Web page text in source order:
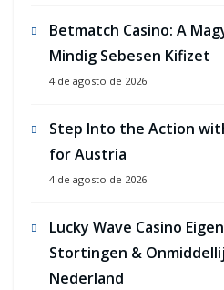
Betmatch Casino: A
Mindig Sebesen Kifizet
4 de agosto de 2026
Step Into the Action
for Austria
4 de agosto de 2026
Lucky Wave Casino
Stortingen &
Nederland